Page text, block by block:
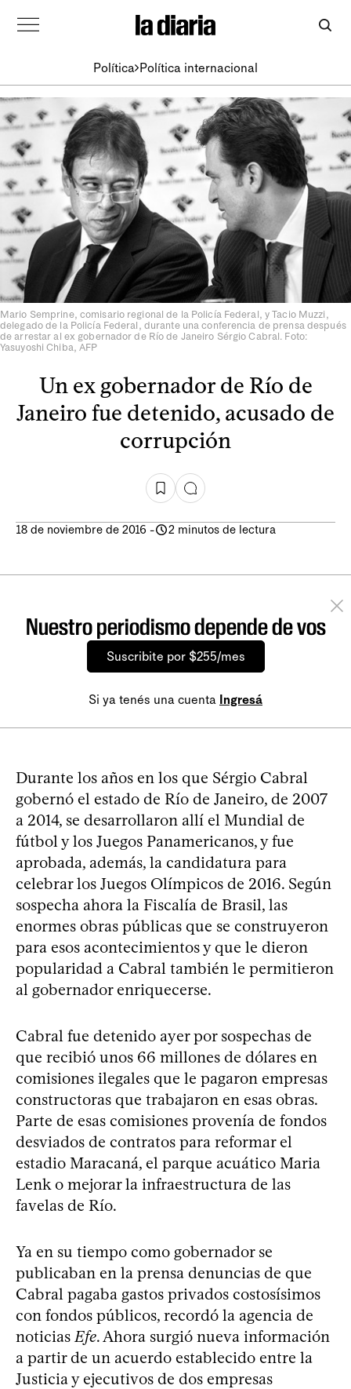
Política Política internacional
Mario Semprine, comisario regional de la Policía Federal, y Tacio Muzzi,
delegado de la Policía Federal, durante una conferencia de prensa después
de arrestar al ex gobernador de Río de Janeiro Sérgio Cabral. Foto:
Yasuyoshi Chiba, AFP
Un ex gobernador de Río de
Janeiro fue detenido, acusado de
corrupción
18 de noviembre de 2016 - 2 minutos de lectura
Nuestro periodismo depende de vos
Suscribite por $255/mes
Si ya tenés una cuenta Ingresá
Durante los años en los que Sérgio Cabral
gobernó el estado de Río de Janeiro, de 2007
a 2014, se desarrollaron allí el Mundial de
fútbol y los Juegos Panamericanos, y fue
aprobada, además, la candidatura para
celebrar los Juegos Olímpicos de 2016. Según
sospecha ahora la Fiscalía de Brasil, las
enormes obras públicas que se construyeron
para esos acontecimientos y que le dieron
popularidad a Cabral también le permitieron
al gobernador enriquecerse.
Cabral fue detenido ayer por sospechas de
que recibió unos 66 millones de dólares en
comisiones ilegales que le pagaron empresas
constructoras que trabajaron en esas obras.
Parte de esas comisiones provenía de fondos
desviados de contratos para reformar el
estadio Maracaná, el parque acuático Maria
Lenk o mejorar la infraestructura de las
favelas de Río.
Ya en su tiempo como gobernador se
publicaban en la prensa denuncias de que
Cabral pagaba gastos privados costosísimos
con fondos públicos, recordó la agencia de
noticiasEfe. Ahora surgió nueva información
a partir de un acuerdo establecido entre la
Justicia y ejecutivos de dos empresas